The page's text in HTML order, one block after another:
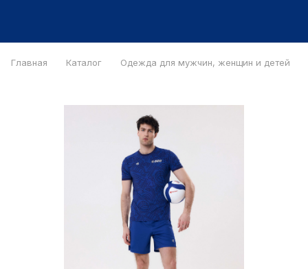
Главная Каталог Одежда для мужчин, женщин и детей